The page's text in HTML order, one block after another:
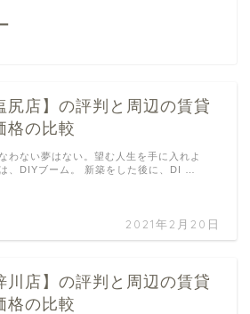
尻店】の評判と周辺の賃貸
格の比較
2021年2月20日
わない夢はない。望む人生を手に入れよ
、DIYブーム。 新築をした後に、DI …
川店】の評判と周辺の賃貸
格の比較